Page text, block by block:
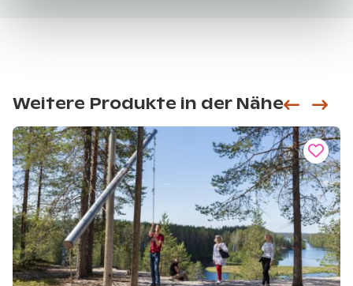
Weitere Produkte in der Nähe Siirry